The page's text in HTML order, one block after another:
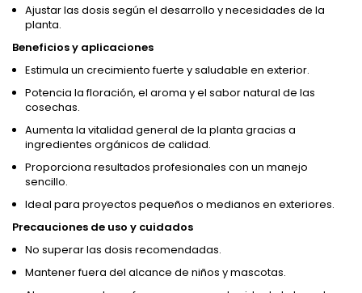
Ajustar las dosis según el desarrollo y necesidades de la
planta.
Beneficios y aplicaciones
Estimula un crecimiento fuerte y saludable en exterior.
Potencia la floración, el aroma y el sabor natural de las
cosechas.
Aumenta la vitalidad general de la planta gracias a
ingredientes orgánicos de calidad.
Proporciona resultados profesionales con un manejo
sencillo.
Ideal para proyectos pequeños o medianos en exteriores.
Precauciones de uso y cuidados
No superar las dosis recomendadas.
Mantener fuera del alcance de niños y mascotas.